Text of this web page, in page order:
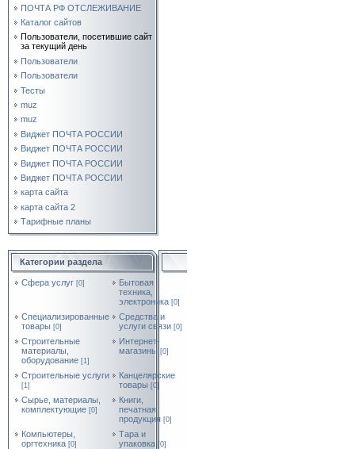
ПОЧТА РФ ОТСЛЕЖИВАНИЕ
Каталог сайтов
Пользователи, посетившие сайт
за текущий день
Пользователи
Пользователи
Тесты
muz
muz
Виджет ПОЧТА РОССИИ
Виджет ПОЧТА РОССИИ
Виджет ПОЧТА РОССИИ
Виджет ПОЧТА РОССИИ
карта сайта
карта сайта 2
Тарифные планы
Категории раздела
Cфера услуг [0]
Бытовая
техника,
электроника [0]
Специализированные
товары [0]
Средства и
услуги связи [0]
Строительные
материалы,
оборудование [1]
Интернет-
магазины [0]
Строительные услуги
[1]
Канцелярские
товары [0]
Сырье, материалы,
комплектующие [0]
Книги,
печатная
продукция [0]
Компьютеры,
оргтехника [0]
Тара и
упаковка [0]